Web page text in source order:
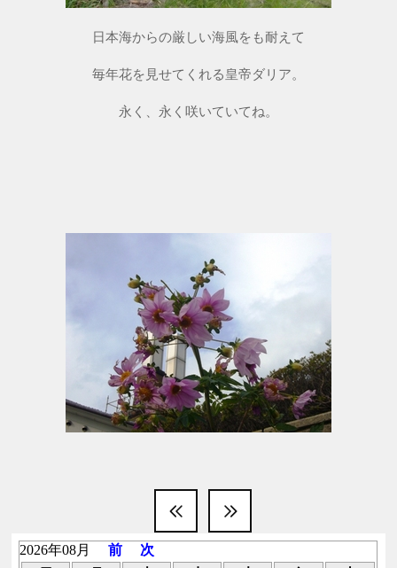
日本海からの厳しい海風をも耐えて
毎年花を見せてくれる皇帝ダリア。
永く、永く咲いていてね。